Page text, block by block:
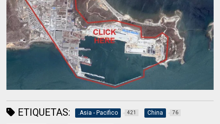
ETIQUETAS: .Asia - Pacifico 421 China 76